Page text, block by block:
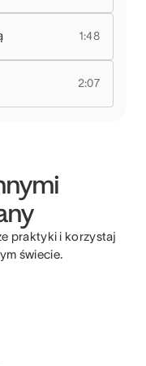
1:48
2:07
praktyki i korzystaj
świecie.